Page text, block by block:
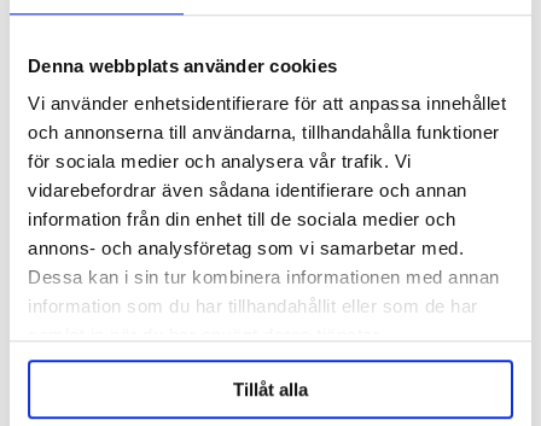
Denna webbplats använder cookies
Vi använder enhetsidentifierare för att anpassa innehållet
och annonserna till användarna, tillhandahålla funktioner
för sociala medier och analysera vår trafik. Vi
vidarebefordrar även sådana identifierare och annan
information från din enhet till de sociala medier och
annons- och analysföretag som vi samarbetar med.
Dessa kan i sin tur kombinera informationen med annan
information som du har tillhandahållit eller som de har
Tillåt alla
Filterhållare 10"
295 kr
Dubbel Filterhållare 10"
595 kr